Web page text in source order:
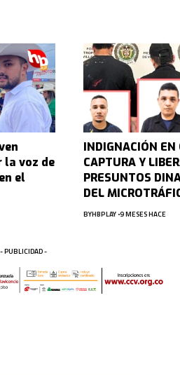
la voz de
el
INDIGNACIÓN EN
CAPTURA Y
PRESUNTOS
DEL
BYHBPLAY 9 MESES HACE
- PUBLICIDAD -